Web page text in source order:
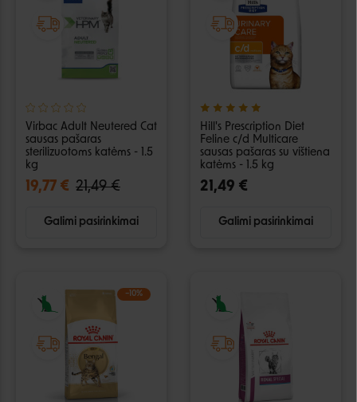
Virbac Adult Neutered Cat
sausas pašaras
sterilizuotoms katėms - 1.5
kg
19,77 € 21,49 €
Galimi pasirinkimai
Hill's Prescription Diet
Feline c/d Multicare
sausas pašaras su vištiena
katėms - 1.5 kg
21,49 €
Galimi pasirinkimai
−10%